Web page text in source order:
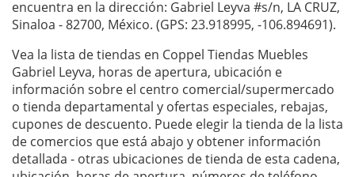
encuentra en la dirección: Gabriel Leyva #s/n, LA CRUZ,
Sinaloa - 82700, México. (GPS: 23.918995, -106.894691).
Vea la lista de tiendas en Coppel Tiendas Muebles
Gabriel Leyva, horas de apertura, ubicación e
información sobre el centro comercial/supermercado
o tienda departamental y ofertas especiales, rebajas,
cupones de descuento. Puede elegir la tienda de la lista
de comercios que está abajo y obtener información
detallada - otras ubicaciones de tienda de esta cadena,